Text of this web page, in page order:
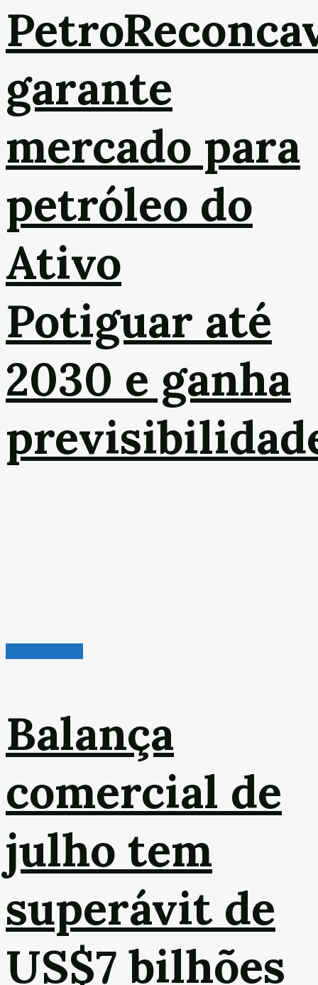
garante
mercado para
petróleo do
Ativo
Potiguar até
2030 e ganha
Balança
comercial de
julho tem
superávit de
US$7 bilhões